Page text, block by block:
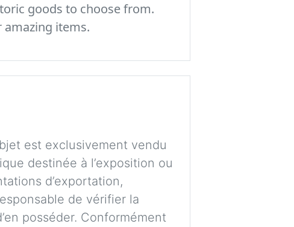
goods to choose from.
amazing items.
est exclusivement vendu
destinée à l’exposition ou
d’exportation,
de vérifier la
posséder. Conformément